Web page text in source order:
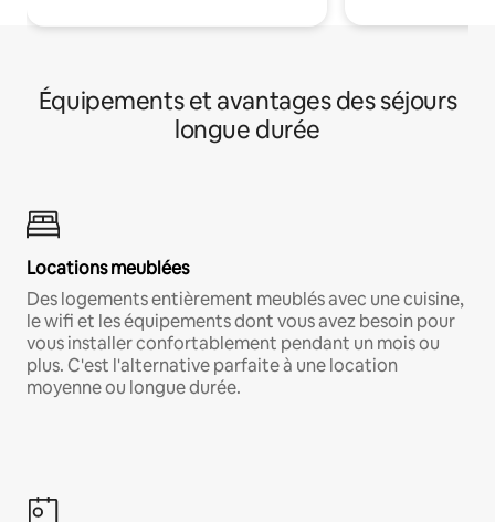
Équipements et avantages des séjours
longue durée
Locations meublées
Des logements entièrement meublés avec une cuisine,
le wifi et les équipements dont vous avez besoin pour
vous installer confortablement pendant un mois ou
plus. C'est l'alternative parfaite à une location
moyenne ou longue durée.